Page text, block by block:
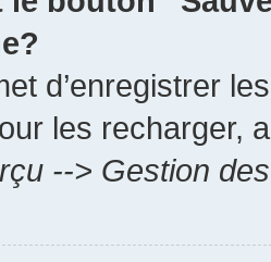
d’enregistrer
les recharger,
--> Gestion